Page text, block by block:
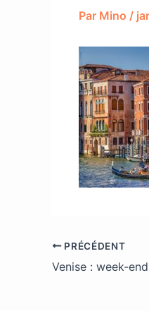
Par Mino /
PRÉCÉDENT
Venise : week-